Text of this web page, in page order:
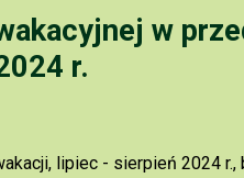
w
r.
lipiec - sierpień 2024